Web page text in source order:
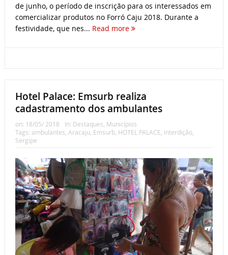
de junho, o período de inscrição para os interessados em
comercializar produtos no Forró Caju 2018. Durante a
festividade, que nes... Read more
Hotel Palace: Emsurb realiza
cadastramento dos ambulantes
on: 18/05/ 2018 In: Destaques Municípios
Tags: ambulantes Aracaju Emsurb, HOTEL PALACE interdição,
Sergipe